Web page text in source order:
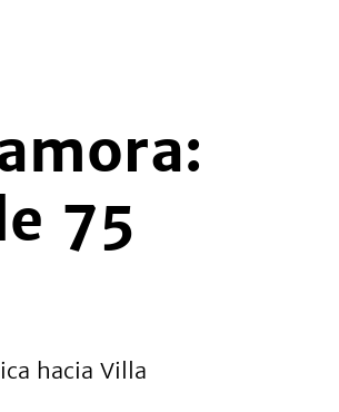
75
hacia Villa